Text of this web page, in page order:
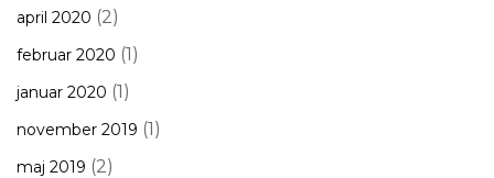
april 2020 (2)
februar 2020 (1)
januar 2020 (1)
november 2019 (1)
maj 2019 (2)